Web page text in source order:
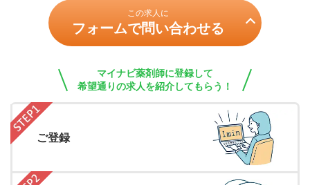
この求人に
フォームで問い合わせる
マイナビ薬剤師に登録して
希望通りの求人を紹介してもらう！
ご登録